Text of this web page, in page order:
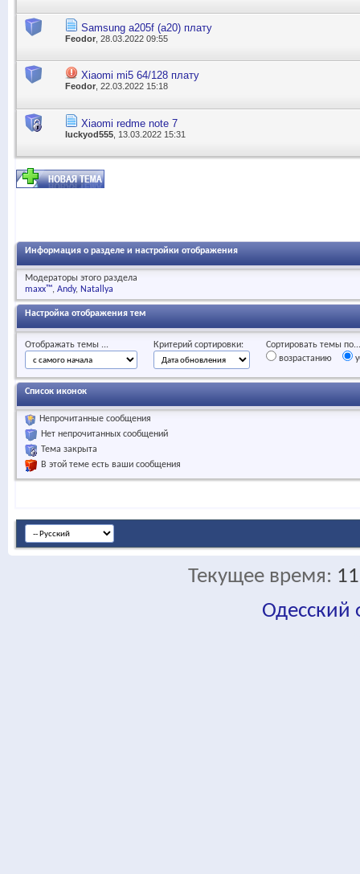
Samsung a205f (a20) плату
Feodor , 28.03.2022 09:55
Xiaomi mi5 64/128 плату
Feodor, 22.03.2022 15:18
Xiaomi redme note 7
luckyod555 , 13.03.2022 15:31
Информация о разделе и настройки отображения
Модераторы этого раздела
maxx™ Andy Natallya
Настройка отображения тем
Отображать темы ... Критерий сортировки:
Сортировать темы по...
возрастанию
Список иконок
Непрочитанные сообщения
Нет непрочитанных сообщений
Тема закрыта
В этой теме есть ваши сообщения
Текущее время:
Одесский